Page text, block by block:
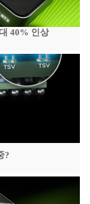
40% 인상
?